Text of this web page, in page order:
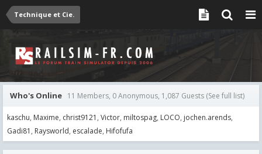
Technique et Cie.
Who's Online 11 Members, 0 Anonymous, 1,087 Guests (See full list)
kaschu Maxime christ9121 Victor miltospag LOCO jochen.arends
Gadi81 Raysworld escalade Hifofufa